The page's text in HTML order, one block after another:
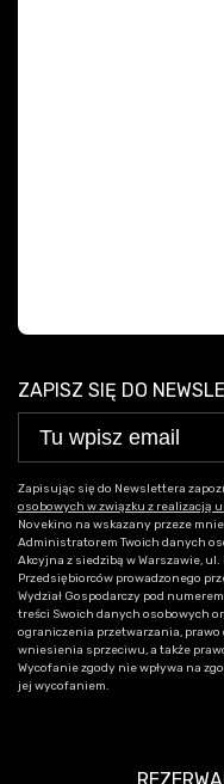
ZAPISZ SIĘ DO
Zapisując się do Newslettera
osobowych w związku z realizacją
Novekino na wskazany przeze
Administratorem Twoich danych
Akcyjna z siedzibą w Warszawie,
Przedsiębiorców prowadzonego
Wydział Gospodarczy pod
treści Swoich danych osobowych
ograniczenia przetwarzania,
wniesienia sprzeciwu, a także
Wycofanie zgody nie wpływa na
jej wycofaniem.